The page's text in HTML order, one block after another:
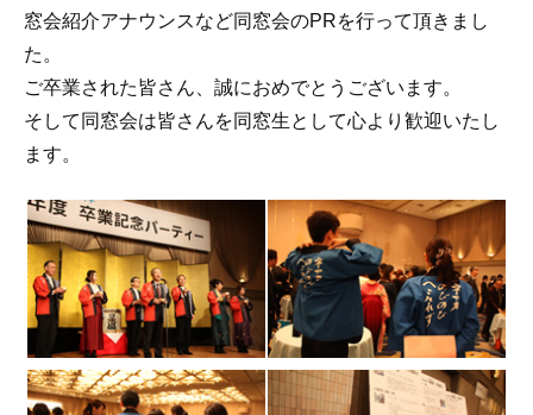
窓会紹介アナウンスなど同窓会のPRを行って頂きまし
た。
ご卒業された皆さん、誠におめでとうございます。
そして同窓会は皆さんを同窓生として心より歓迎いたし
ます。